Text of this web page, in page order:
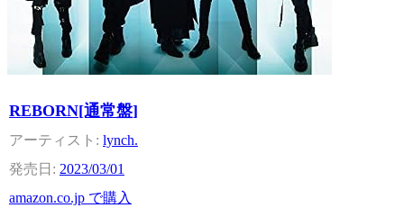
REBORN[通常盤]
lynch.
2023/03/01
amazon.co.jp で購入